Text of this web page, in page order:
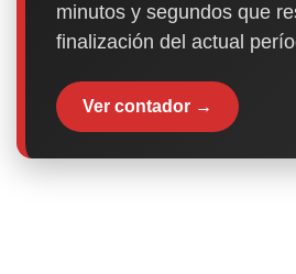
minutos y segundos que
finalización del actual
Ver contador →